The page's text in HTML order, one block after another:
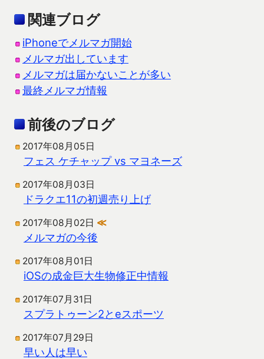
関連ブログ
iPhoneでメルマガ開始
メルマガ出しています
メルマガは届かないことが多い
最終メルマガ情報
前後のブログ
2017年08月05日
フェス ケチャップ vs マヨネーズ
2017年08月03日
ドラクエ11の初週売り上げ
2017年08月02日 ≪
メルマガの今後
2017年08月01日
iOSの成金巨大生物修正中情報
2017年07月31日
スプラトゥーン2とeスポーツ
2017年07月29日
早い人は早い